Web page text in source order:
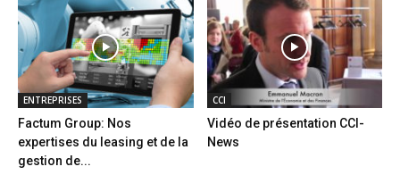
ENTREPRISES
Factum Group: Nos
expertises du leasing et de la
gestion de...
CCI
Vidéo de présentation CCI-
News